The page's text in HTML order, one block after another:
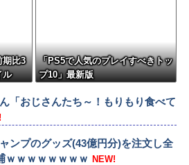
期比3
ル
「PS5で人気のプレイすべきトッ
プ10」最新版
「おじさんたち～！もりもり食べて
ンプのグッズ(43億円分)を注文し全
ｗｗｗｗｗｗｗｗ NEW!